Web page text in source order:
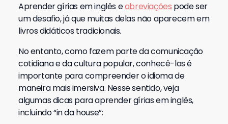
Aprender gírias em inglês eabreviações pode ser
um desafio, já que muitas delas não aparecem em
livros didáticos tradicionais.
No entanto, como fazem parte da comunicação
cotidiana e da cultura popular, conhecê-las é
importante para compreender o idioma de
maneira mais imersiva. Nesse sentido, veja
algumas dicas para aprender gírias em inglês,
incluindo “in da house”: